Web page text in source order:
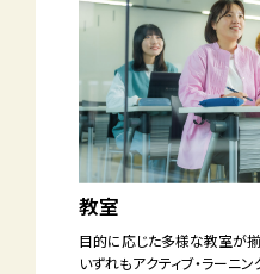
教室
目的に応じた多様な教室が揃
いずれもアクティブ・ラーニン